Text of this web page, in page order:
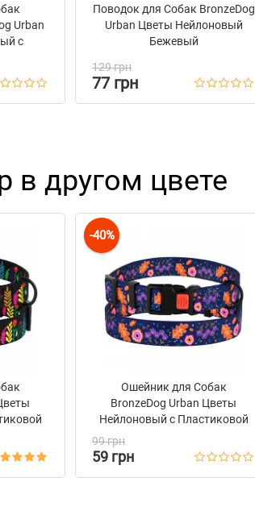
Urban
c
Поводок для Собак BronzeDog
Urban Цветы Нейлоновый
Бежевый
129 грн
77 грн
в другом цвете
-40%
Ошейник для Собак
BronzeDog Urban Цветы
Нейлоновый c Пластиковой
99 грн
59 грн